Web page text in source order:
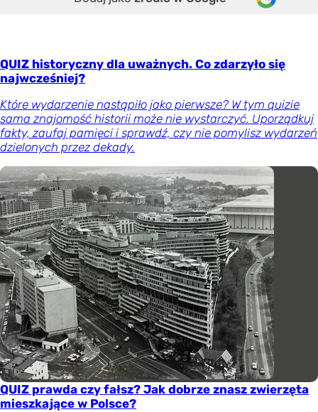
QUIZ historyczny dla uważnych. Co zdarzyło się
najwcześniej?
Które wydarzenie nastąpiło jako pierwsze? W tym quizie
sama znajomość historii może nie wystarczyć. Uporządkuj
fakty, zaufaj pamięci i sprawdź, czy nie pomylisz wydarzeń
dzielonych przez dekady.
QUIZ prawda czy fałsz? Jak dobrze znasz zwierzęta
mieszkające w Polsce?